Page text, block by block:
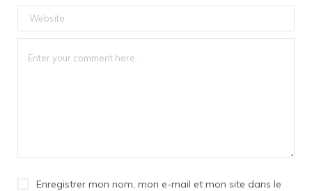
Enregistrer mon nom, mon e-mail et mon site dans le